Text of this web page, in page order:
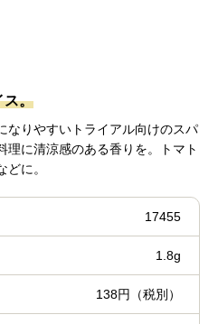
ス。
なりやすいトライアル向けのスパ
理に清涼感のある香りを。トマト
に。
17455
1.8g
138円（税別）